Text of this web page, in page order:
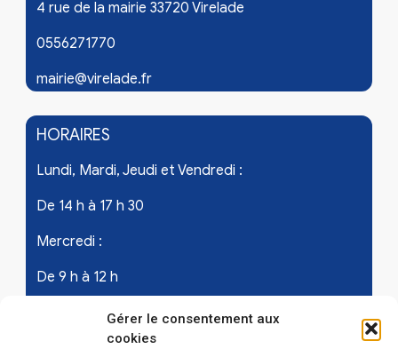
Gérer le consentement aux
cookies
4 rue de la mairie 33720 Virelade
0556271770
mairie@virelade.fr
HORAIRES
Lundi, Mardi, Jeudi et Vendredi :
De 14 h à 17 h 30
Mercredi :
De 9 h à 12 h
Samedi - les 1er et 3ème de chaque mois :
De 9 h à 12 h